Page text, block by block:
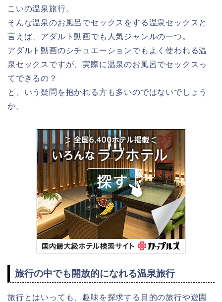
こいの温泉旅行。
そんな温泉のお風呂でセックスをする温泉セックスと
言えば、アダルト動画でも人気ジャンルの一つ。
アダルト動画のシチュエーションでもよく使われる温
泉セックスですが、実際に温泉のお風呂でセックスっ
てできるの？
と、いう疑問を抱かれる方も多いのではないでしょう
か。
旅行の中でも開放的になれる温泉旅行
旅行とはいっても、趣味を探求する目的の旅行や遊園